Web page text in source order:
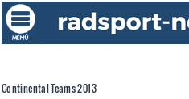
Continental Teams 2013